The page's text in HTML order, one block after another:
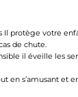
Il protège votre
de chute.
il éveille les
en s’amusant et